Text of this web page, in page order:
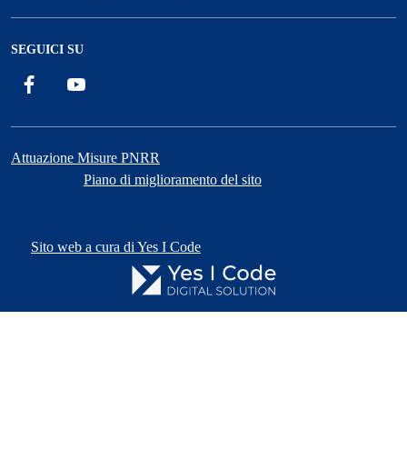
SEGUICI SU
Facebook
Attuazione Misure PNRR
Piano di miglioramento del sito
Sito web a cura di Yes I Code